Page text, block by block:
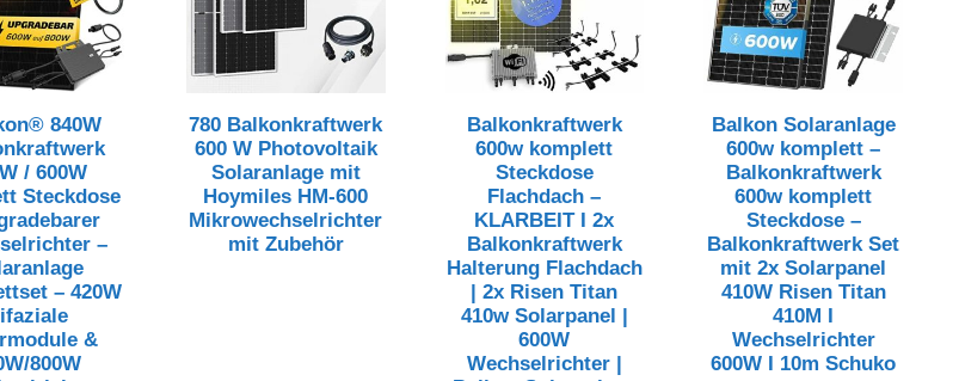
840W
/ 600W
Steckdose
–
– 420W
&
800W
780 Balkonkraftwerk
600 W Photovoltaik
Solaranlage mit
Hoymiles HM-600
Mikrowechselrichter
mit Zubehör
Balkonkraftwerk
600w komplett
Steckdose
Flachdach –
KLARBEIT I 2x
Balkonkraftwerk
Halterung Flachdach
| 2x Risen Titan
410w Solarpanel |
600W
Wechselrichter |
Balkon Solaranlage
600w komplett –
Balkonkraftwerk
600w komplett
Steckdose –
Balkonkraftwerk Set
mit 2x Solarpanel
410W Risen Titan
410M I
Wechselrichter
600W I 10m Schuko